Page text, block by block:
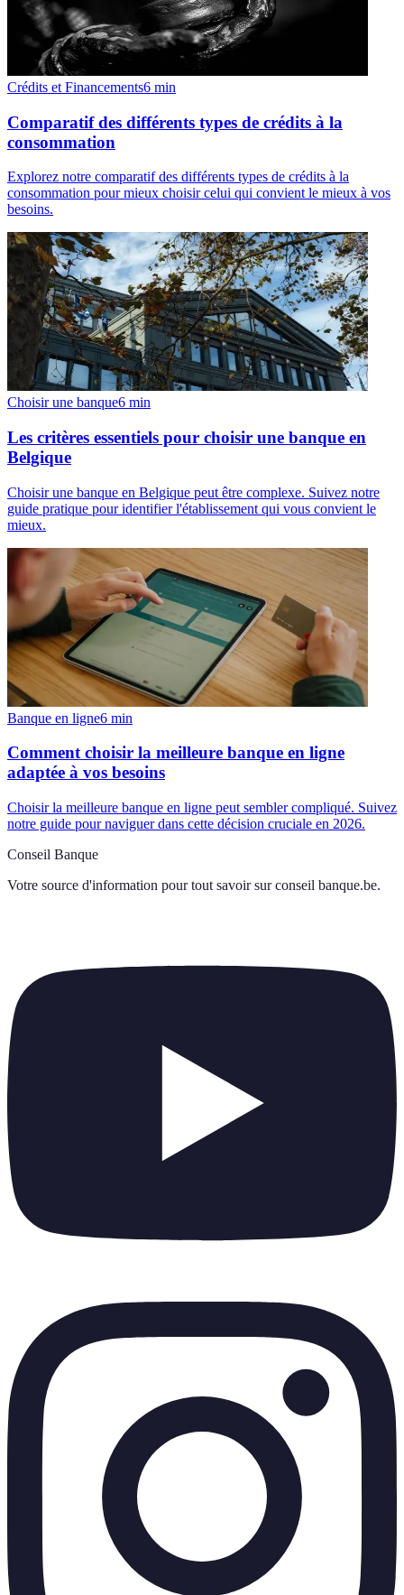
Crédits et Financements6 min
Comparatif des différents types de crédits à la
consommation
Explorez notre comparatif des différents types de crédits à la
consommation pour mieux choisir celui qui convient le mieux à vos
besoins.
Choisir une banque6 min
Les critères essentiels pour choisir une banque en
Belgique
Choisir une banque en Belgique peut être complexe. Suivez notre
guide pratique pour identifier l'établissement qui vous convient le
mieux.
Banque en ligne6 min
Comment choisir la meilleure banque en ligne
adaptée à vos besoins
Choisir la meilleure banque en ligne peut sembler compliqué. Suivez
notre guide pour naviguer dans cette décision cruciale en 2026.
Conseil Banque
Votre source d'information pour tout savoir sur conseil banque.be.